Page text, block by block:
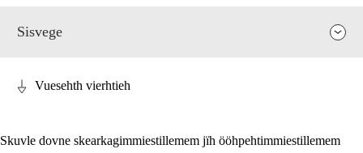
Sisvege
Vuesehth vierhtieh
Skuvle dovne skearkagimmiestillemem jïh ööhpehtimmiestillemem